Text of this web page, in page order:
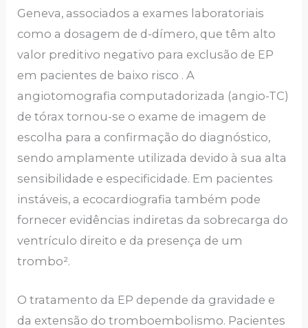
Geneva, associados a exames laboratoriais
como a dosagem de d-dímero, que têm alto
valor preditivo negativo para exclusão de EP
em pacientes de baixo risco . A
angiotomografia computadorizada (angio-TC)
de tórax tornou-se o exame de imagem de
escolha para a confirmação do diagnóstico,
sendo amplamente utilizada devido à sua alta
sensibilidade e especificidade. Em pacientes
instáveis, a ecocardiografia também pode
fornecer evidências indiretas da sobrecarga do
ventrículo direito e da presença de um
trombo².
O tratamento da EP depende da gravidade e
da extensão do tromboembolismo. Pacientes